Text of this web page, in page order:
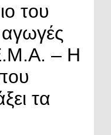
του
– Η
τα